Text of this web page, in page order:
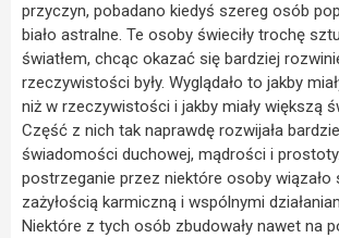
przyczyn, pobadano kiedyś szereg osób
biało astralne. Te osoby świeciły trochę
światłem, chcąc okazać się bardziej
rzeczywistości były. Wyglądało to jakby
niż w rzeczywistości i jakby miały większą
Część z nich tak naprawdę rozwijała
świadomości duchowej, mądrości i
postrzeganie przez niektóre osoby wiązało
zażyłością karmiczną i wspólnymi
Niektóre z tych osób zbudowały nawet na